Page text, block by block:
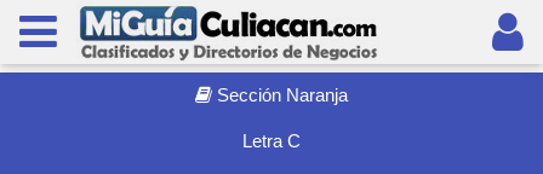
Sección Naranja
Letra C